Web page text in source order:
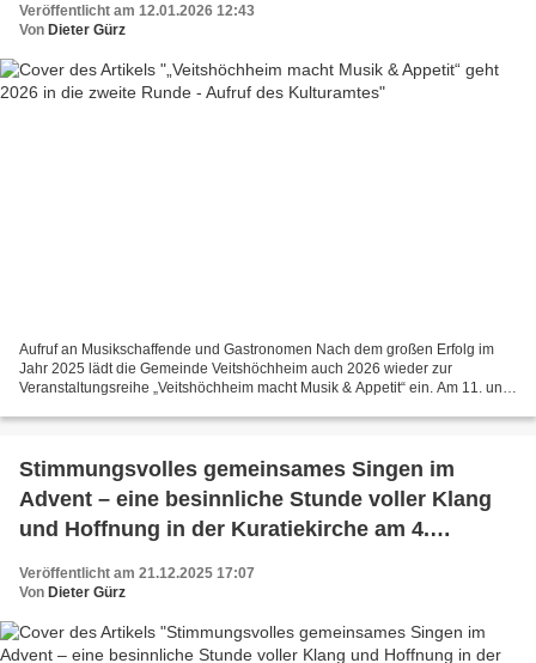
Veröffentlicht am 12.01.2026 12:43
Von Dieter Gürz
Aufruf an Musikschaffende und Gastronomen Nach dem großen Erfolg im
Jahr 2025 lädt die Gemeinde Veitshöchheim auch 2026 wieder zur
Veranstaltungsreihe „Veitshöchheim macht Musik & Appetit“ ein. Am 11. und
Stimmungsvolles gemeinsames Singen im
Advent – eine besinnliche Stunde voller Klang
und Hoffnung in der Kuratiekirche am 4.
Veröffentlicht am 21.12.2025 17:07
Von Dieter Gürz